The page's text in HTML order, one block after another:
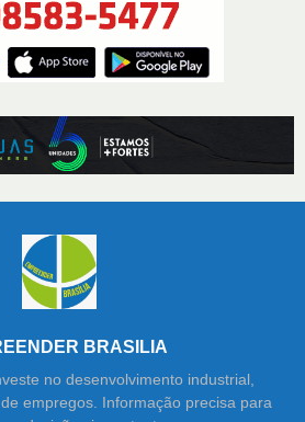
BRASILIA
no desenvolvimento industrial,
empregos. Informação precisa para